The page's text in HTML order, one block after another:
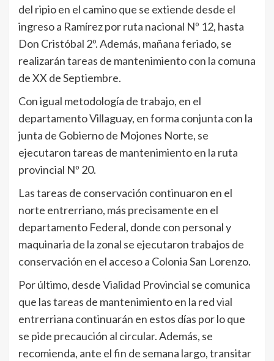
del ripio en el camino que se extiende desde el
ingreso a Ramírez por ruta nacional Nº 12, hasta
Don Cristóbal 2º. Además, mañana feriado, se
realizarán tareas de mantenimiento con la comuna
de XX de Septiembre.
Con igual metodología de trabajo, en el
departamento Villaguay, en forma conjunta con la
junta de Gobierno de Mojones Norte, se
ejecutaron tareas de mantenimiento en la ruta
provincial Nº 20.
Las tareas de conservación continuaron en el
norte entrerriano, más precisamente en el
departamento Federal, donde con personal y
maquinaria de la zonal se ejecutaron trabajos de
conservación en el acceso a Colonia San Lorenzo.
Por último, desde Vialidad Provincial se comunica
que las tareas de mantenimiento en la red vial
entrerriana continuarán en estos días por lo que
se pide precaución al circular. Además, se
recomienda, ante el fin de semana largo, transitar